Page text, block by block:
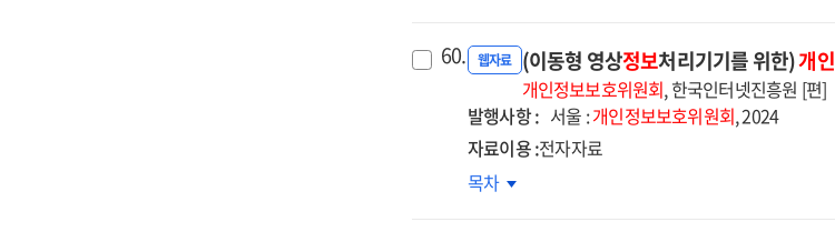
따른)
개인정보
영향평가
수행안내서
[전자자료]
:
60. 웹자료 (이동형 영상정보처리기기를 위한)개인
개인정보보호위원회, 한국인터넷진흥원 [편]
발행사항 : 서울 :개인정보보호위원회, 2024
자료이용 :전자자료
(이동형
목차